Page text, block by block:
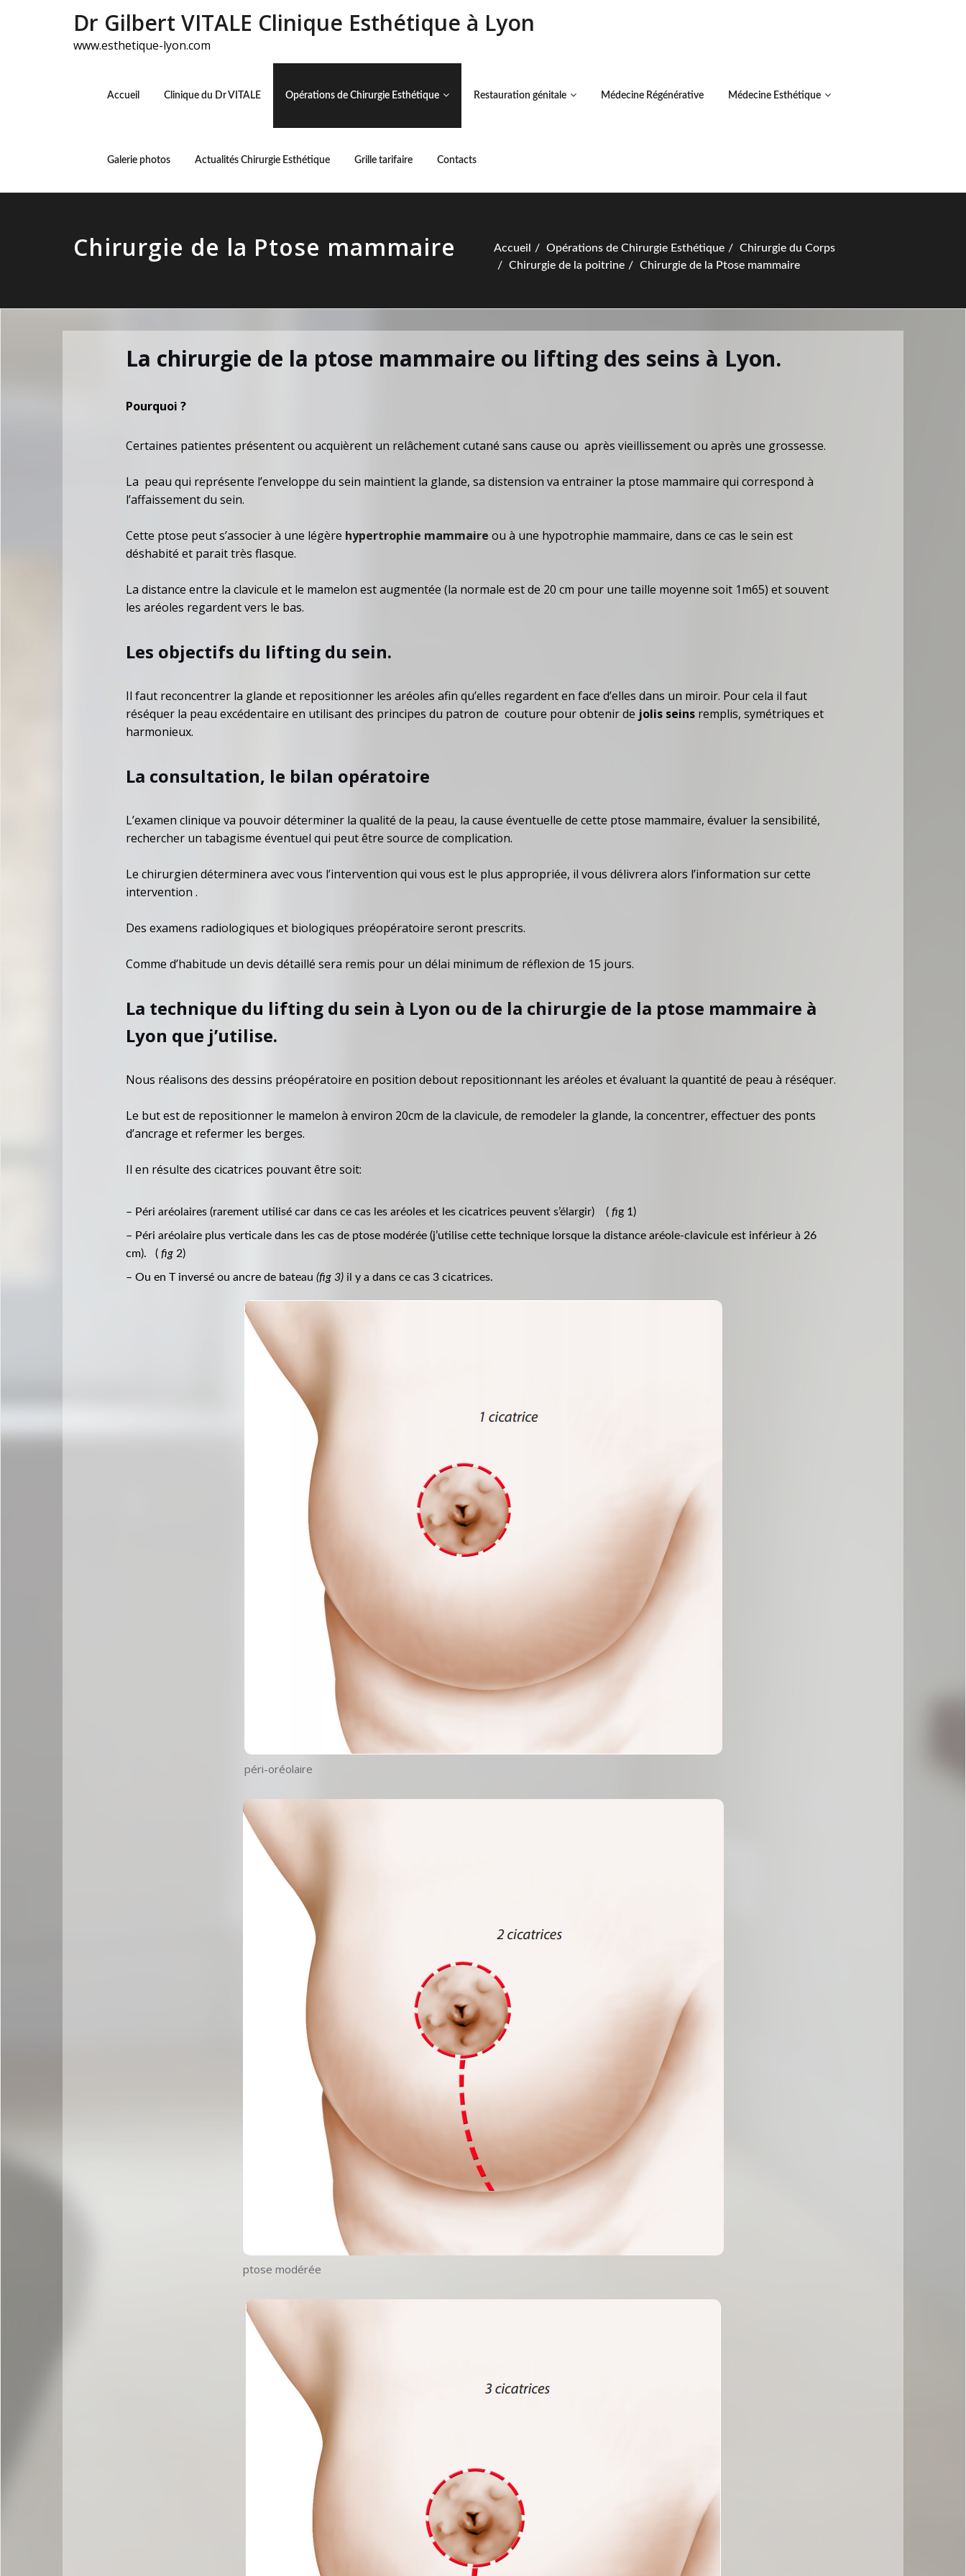
Dr Gilbert VITALE Clinique Esthétique à Lyon
www.esthetique-lyon.com
Accueil Clinique du Dr VITALE Opérations de Chirurgie Esthétique Restauration génitale Médecine Régénérative Médecine Esthétique
Galerie photos Actualités Chirurgie Esthétique Grille tarifaire Contacts
Chirurgie de la Ptose mammaire Accueil Opérations de Chirurgie Esthétique
Chirurgie du Corps
Chirurgie de la poitrine
Chirurgie de la Ptose mammaire
La chirurgie de la ptose mammaire ou lifting des seins à Lyon.
Pourquoi ?
Certaines patientes présentent ou acquièrent un relâchement cutané sans cause ou après vieillissement ou après une grossesse.
La peau qui représente l’enveloppe du sein maintient la glande, sa distension va entrainer la ptose mammaire qui correspond à
l’affaissement du sein.
Cette ptose peut s’associer à une légère hypertrophie mammaire ou à une hypotrophie mammaire, dans ce cas le sein est
déshabité et parait très flasque.
La distance entre la clavicule et le mamelon est augmentée (la normale est de 20 cm pour une taille moyenne soit 1m65) et souvent
les aréoles regardent vers le bas.
Les objectifs du lifting du sein.
Il faut reconcentrer la glande et repositionner les aréoles afin qu’elles regardent en face d’elles dans un miroir. Pour cela il faut
réséquer la peau excédentaire en utilisant des principes du patron de couture pour obtenir de jolis seins remplis, symétriques et
harmonieux.
La consultation, le bilan opératoire
L’examen clinique va pouvoir déterminer la qualité de la peau, la cause éventuelle de cette ptose mammaire, évaluer la sensibilité,
rechercher un tabagisme éventuel qui peut être source de complication.
Le chirurgien déterminera avec vous l’intervention qui vous est le plus appropriée, il vous délivrera alors l’information sur cette
intervention .
Des examens radiologiques et biologiques préopératoire seront prescrits.
Comme d’habitude un devis détaillé sera remis pour un délai minimum de réflexion de 15 jours.
La technique du lifting du sein à Lyon ou de la chirurgie de la ptose mammaire à
Lyon que j’utilise.
Nous réalisons des dessins préopératoire en position debout repositionnant les aréoles et évaluant la quantité de peau à réséquer.
Le but est de repositionner le mamelon à environ 20cm de la clavicule, de remodeler la glande, la concentrer, effectuer des ponts
d’ancrage et refermer les berges.
Il en résulte des cicatrices pouvant être soit:
– Péri aréolaires (rarement utilisé car dans ce cas les aréoles et les cicatrices peuvent s’élargir) ( fig 1)
– Péri aréolaire plus verticale dans les cas de ptose modérée (j’utilise cette technique lorsque la distance aréole-clavicule est inférieur à 26
cm). ( fig 2)
– Ou en T inversé ou ancre de bateau (fig 3) il y a dans ce cas 3 cicatrices.
péri-oréolaire
ptose modérée